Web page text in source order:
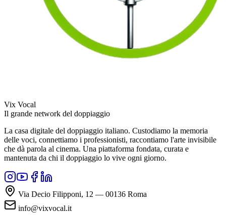
Vix Vocal
Il grande network del doppiaggio
La casa digitale del doppiaggio italiano. Custodiamo la memoria
delle voci, connettiamo i professionisti, raccontiamo l'arte invisibile
che dà parola al cinema. Una piattaforma fondata, curata e
mantenuta da chi il doppiaggio lo vive ogni giorno.
Via Decio Filipponi, 12 — 00136 Roma
info@vixvocal.it